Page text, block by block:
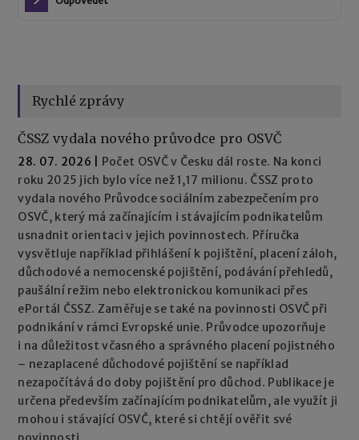
Rychlé zprávy
ČSSZ vydala nového průvodce pro OSVČ
28. 07. 2026
Počet OSVČ v Česku dál roste. Na konci
roku 2025 jich bylo více než 1,17 milionu. ČSSZ proto
vydala nového Průvodce sociálním zabezpečením pro
OSVČ, který má začínajícím i stávajícím podnikatelům
usnadnit orientaci v jejich povinnostech. Příručka
vysvětluje například přihlášení k pojištění, placení záloh,
důchodové a nemocenské pojištění, podávání přehledů,
paušální režim nebo elektronickou komunikaci přes
ePortál ČSSZ. Zaměřuje se také na povinnosti OSVČ při
podnikání v rámci Evropské unie. Průvodce upozorňuje
i na důležitost včasného a správného placení pojistného
– nezaplacené důchodové pojištění se například
nezapočítává do doby pojištění pro důchod. Publikace je
určena především začínajícím podnikatelům, ale využít ji
mohou i stávající OSVČ, které si chtějí ověřit své